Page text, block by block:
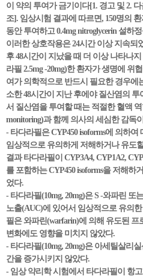
이 약의 투여가 금기이다[1. 경고 및 2.
조]. 임상시험 결과에 따르면, 150명의
동안 투여하고 0.4mg nitroglycerin 설하
이러한 상호작용은 24시간 이상 지속되
후 48시간이 지났을 때 더 이상 나타나
라필 2.5mg -20mg)한 환자가 생명에 위
여가 의학적으로 반드시 필요한 경우에
소한 48시간이 지난 후에야 질산염의 투
서 질산염을 투여할 때는 적절한 혈액
monitoring)과 함께 의사의 세심한 감독
- 타다라필은 CYP450 isoforms에 의하여
임상적으로 유의하게 저해하거나 유도
결과 타다라필이 CYP3A4, CYP1A2,
를 포함하는 CYP450 isoforms을 저해하
었다.
- 타다라필(10mg, 20mg)은 S -와파린 또
노출(AUC)에 있어서 임상적으로 유의
필은 와파린(warfarin)에 의해 유도된 프
변화에도 영향을 미치지 않았다.
- 타다라필(10mg, 20mg)은 아세틸살리실
간을 증가시키지 않았다.
- 임상 약리학 시험에서 타다라필이 항